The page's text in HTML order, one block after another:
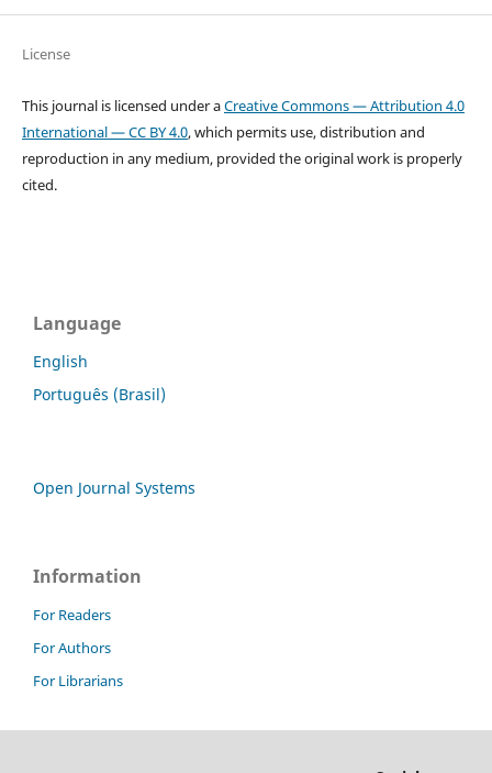
License
This journal is licensed under aCreative Commons — Attribution 4.0
International — CC BY 4.0, which permits use, distribution and
reproduction in any medium, provided the original work is properly
cited.
Language
English
Português (Brasil)
Open Journal Systems
Information
For Readers
For Authors
For Librarians